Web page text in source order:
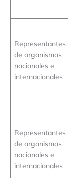
Representantes
de organismos
nacionales e
internacionales
Representantes
de organismos
nacionales e
internacionales